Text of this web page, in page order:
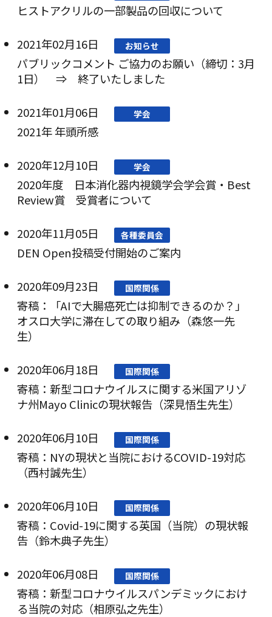
ヒストアクリルの一部製品の回収について
2021年02月16日 お知らせ
パブリックコメント ご協力のお願い（締切：3月
1日） ⇒ 終了いたしました
2021年01月06日 学会
2021年 年頭所感
2020年12月10日 学会
2020年度 日本消化器内視鏡学会学会賞・Best
Review賞 受賞者について
2020年11月05日 各種委員会
DEN Open投稿受付開始のご案内
2020年09月23日 国際関係
寄稿：「AIで大腸癌死亡は抑制できるのか？」
オスロ大学に滞在しての取り組み（森悠一先
生）
2020年06月18日 国際関係
寄稿：新型コロナウイルスに関する米国アリゾ
ナ州Mayo Clinicの現状報告（深見悟生先生）
2020年06月10日 国際関係
寄稿：NYの現状と当院におけるCOVID-19対応
（西村誠先生）
2020年06月10日 国際関係
寄稿：Covid-19に関する英国（当院）の現状報
告（鈴木典子先生）
2020年06月08日 国際関係
寄稿：新型コロナウイルスパンデミックにおけ
る当院の対応（相原弘之先生）